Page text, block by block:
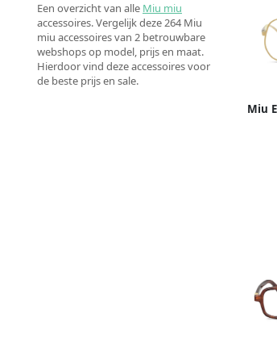
Een overzicht van alle Miu miu
accessoires. Vergelijk deze 264 Miu
miu accessoires van 2 betrouwbare
webshops op model, prijs en maat.
Hierdoor vind deze accessoires voor
de beste prijs en sale.
Miu